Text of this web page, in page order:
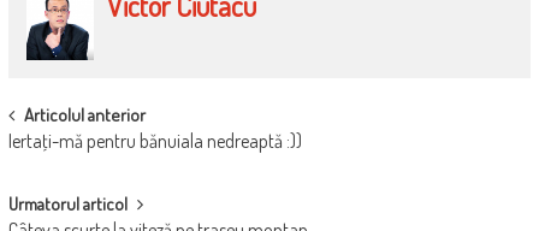
POST
NAVIGATION
Articolul anterior
Iertaţi-mă pentru bănuiala nedreaptă :))
Urmatorul articol